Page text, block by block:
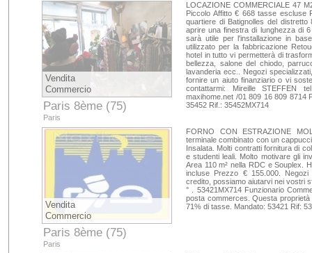
Vendita
Commercio
Paris 8ème (75)
Paris
LOCAZIONE COMMERCIALE 47
Piccolo Affitto € 668 tasse escluse
quartiere di Batignolles del
aprire una finestra di lunghezza di
sarà utile per l'installazione in
utilizzato per la fabbricazione
hotel in tutto vi permetterà di
bellezza, salone del chiodo,
lavanderia ecc.. Negozi
fornire un aiuto finanziario o vi
contattarmi: Mireille STEFFEN
maxihome.net /01 809 16 809 8714
35452 Rif.: 35452MX714
Vendita
Commercio
Paris 8ème (75)
Paris
FORNO CON ESTRAZIONE
terminale combinato con un
Insalata. Molti contratti fornitura di
e studenti leali. Molto motivare gli
Area 110 m² nella RDC e Souplex.
incluse Prezzo € 155.000.
credito, possiamo aiutarvi nei vostri
° . 53421MX714 Funzionario
posta commerces. Questa
71% di tasse. Mandato: 53421 Rif: